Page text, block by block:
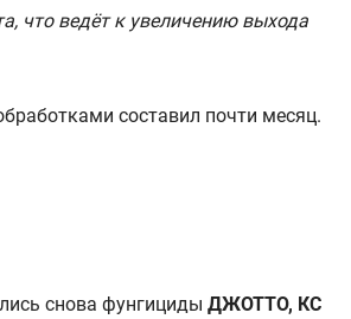
что ведёт к увеличению выхода
составил почти месяц.
снова фунгициды ДЖОТТО, КС